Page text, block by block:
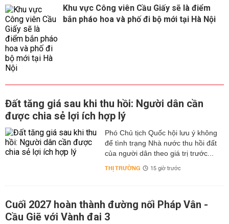
Khu vực Công viên Cầu Giấy sẽ là điểm
bắn pháo hoa và phố đi bộ mới tại Hà Nội
Đất tăng giá sau khi thu hồi: Người dân cần
được chia sẻ lợi ích hợp lý
Phó Chủ tịch Quốc hội lưu ý không
để tình trạng Nhà nước thu hồi đất
của người dân theo giá trị trước...
THỊ TRƯỜNG 15 giờ trước
Cuối 2027 hoàn thành đường nối Pháp Vân -
Cầu Giẽ với Vành đai 3